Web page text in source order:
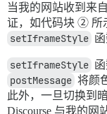
当我的网站收到来
证，如代码块 ② 所
setIframeStyle
setIframeStyle
postMessage 将颜
此外，一旦切换到
Discourse 与我的网